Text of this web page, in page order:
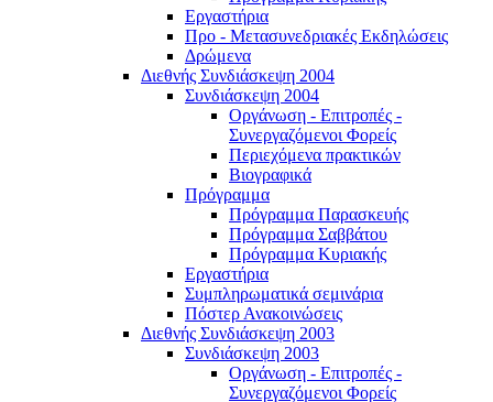
Εργαστήρια
Προ - Μετασυνεδριακές Εκδηλώσεις
Δρώμενα
Διεθνής Συνδιάσκεψη 2004
Συνδιάσκεψη 2004
Οργάνωση - Επιτροπές -
Συνεργαζόμενοι Φορείς
Περιεχόμενα πρακτικών
Βιογραφικά
Πρόγραμμα
Πρόγραμμα Παρασκευής
Πρόγραμμα Σαββάτου
Πρόγραμμα Κυριακής
Εργαστήρια
Συμπληρωματικά σεμινάρια
Πόστερ Ανακοινώσεις
Διεθνής Συνδιάσκεψη 2003
Συνδιάσκεψη 2003
Οργάνωση - Επιτροπές -
Συνεργαζόμενοι Φορείς